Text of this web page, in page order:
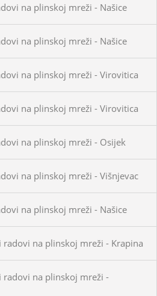
na plinskoj mreži - Našice
na plinskoj mreži - Našice
na plinskoj mreži - Virovitica
na plinskoj mreži - Virovitica
na plinskoj mreži - Osijek
na plinskoj mreži - Višnjevac
na plinskoj mreži - Našice
na plinskoj mreži - Krapina
na plinskoj mreži -